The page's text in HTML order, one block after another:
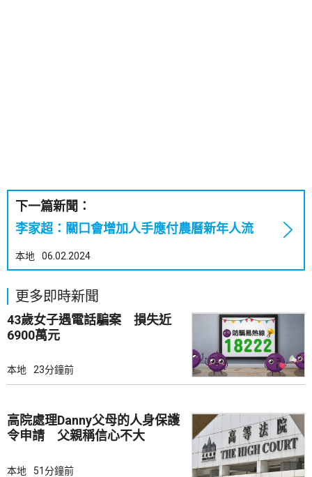
下一篇新聞：
李家超：關口會增加人手應付農曆新年人流
本地 06.02.2024
更多即時新聞
43歲女子遇電話騙案 損失近
6900萬元
本地 23分鐘前
高院處理Danny父母的人身保護
令申請 父親稱信心不大
本地 51分鐘前